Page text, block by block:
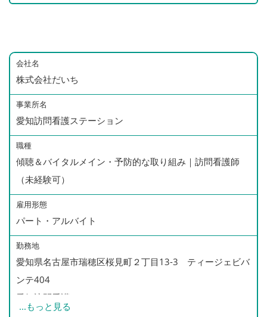
会社名
株式会社だいち
事業所名
愛知訪問看護ステーション
職種
傾聴＆バイタルメイン・予防的な取り組み｜訪問看護師
（未経験可）
雇用形態
パート・アルバイト
勤務地
愛知県名古屋市瑞穂区桜見町２丁目13-3 ティージェビバ
ンテ404
愛知訪問看護ステーションは、
...もっと見る